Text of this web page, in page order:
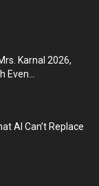
Karnal 2026,
AI Can’t Replace